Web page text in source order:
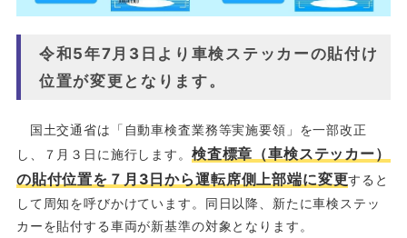
令和5年7月3日より車検ステッカーの貼付け
位置が変更となります。
国土交通省は「自動車検査業務等実施要領」を一部改正
し、７月３日に施行します。 検査標章（車検ステッカー）
の貼付位置を７月3日から運転席側上部端に変更すると
して周知を呼びかけています。同日以降、新たに車検ステッ
カーを貼付する車両が新基準の対象となります。